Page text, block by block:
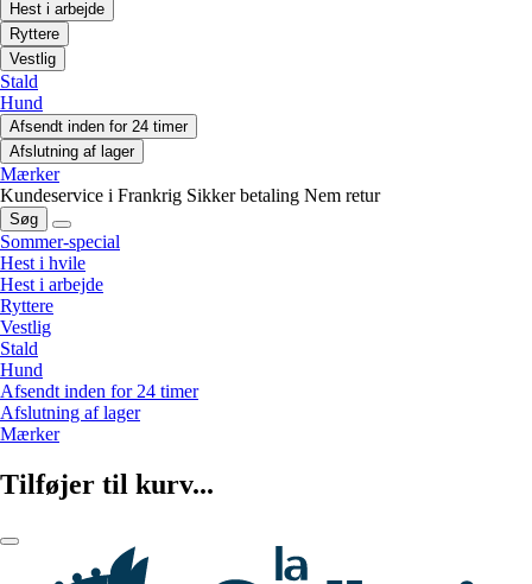
Hest i arbejde
Ryttere
Vestlig
Stald
Hund
Afsendt inden for 24 timer
Afslutning af lager
Mærker
Kundeservice i Frankrig Sikker betaling Nem retur
Søg
Sommer-special
Hest i hvile
Hest i arbejde
Ryttere
Vestlig
Stald
Hund
Afsendt inden for 24 timer
Afslutning af lager
Mærker
Tilføjer til kurv...